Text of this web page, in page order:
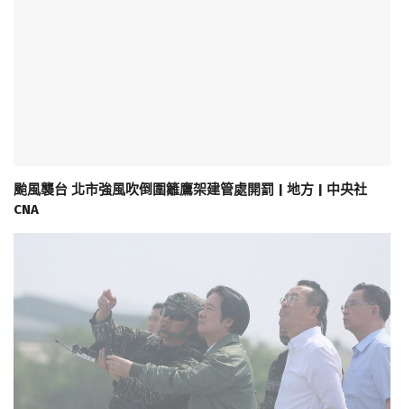
颱風襲台 北市強風吹倒圍籬鷹架建管處開罰 | 地方 | 中央社
CNA